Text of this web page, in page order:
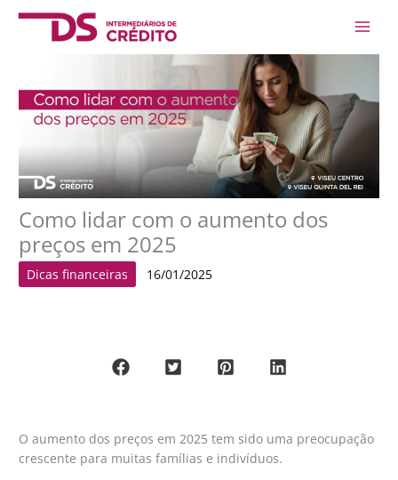
Skip
Main
Como lidar com o aumento dos
preços em 2025
Dicas financeiras 16/01/2025
O aumento dos preços em 2025 tem sido uma preocupação
crescente para muitas famílias e indivíduos.